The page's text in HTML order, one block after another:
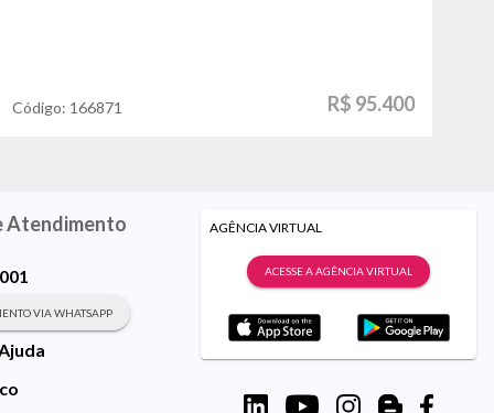
Código: 166871 R$ 95.400
Atendimento
VIA WHATSAPP
AGÊNCIA VIRTUAL
ACESSE A AGÊNCIA VIRTUAL